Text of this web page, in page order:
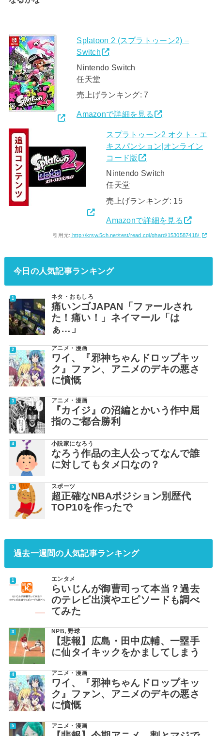
Splatoon 2 (スプラトゥーン2) –
Switch
Nintendo Switch
任天堂
売上げランキング: 7
Amazonで詳細を見る
スプラトゥーン2 オクト・エ
キスパンション|オンライン
コード版
Nintendo Switch
任天堂
売上げランキング: 15
Amazonで詳細を見る
引用元: http://krsw.5ch.net/test/read.cgi/ghard/1530587418/
今日の人気記事ランキング
ネタ・おもしろ
痛いンゴJAPAN「ファールされ
た！痛い！」ネイマール「は
ぁ…」
アニメ・漫画
ワイ、『邪神ちゃんドロップキッ
ク』ファン、アニメのデキの悪さ
に憤慨
アニメ・漫画
『カイジ』の沼編とかいう作中屈
指のご都合勝利
小説家になろう
なろう作品の主人公ってなんで誰
に対してもタメ口なの？
スポーツ
超正確なNBAポジション別歴代
TOP10を作ったで
過去一週間の人気記事ランキング
エンタメ
らいじんが御曹司って本当？過去
のテレビ出演やエピソードも調べ
てみた
NPB,野球
【悲報】広島・田中広輔、一塁手
に仙タイキックをかましてしまう
アニメ・漫画
ワイ、『邪神ちゃんドロップキッ
ク』ファン、アニメのデキの悪さ
に憤慨
アニメ・漫画